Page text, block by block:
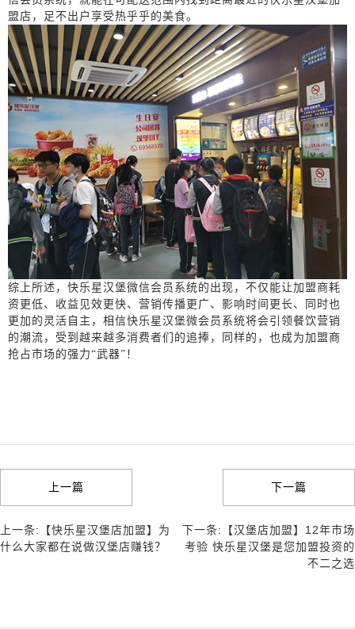
盟店，足不出户享受热乎乎的美食。
综上所述，快乐星汉堡微信会员系统的出现，不仅能让加盟商耗
资更低、 收益 见效 更快、营销传播更广、影响时间更长、同时也
更加的灵活自主，相信快乐星汉堡微会员系统将会引领餐饮营销
的潮流，受到越来越多消费者们的追捧，同样的，也成为加盟商
抢占市场的强力“武器”！
上一篇
上一条:【快乐星汉堡店加盟】为
什么大家都在说做汉堡店赚钱？
下一篇
下一条:【汉堡店加盟】12年市场
考验 快乐星汉堡是您加盟投资的
不二之选